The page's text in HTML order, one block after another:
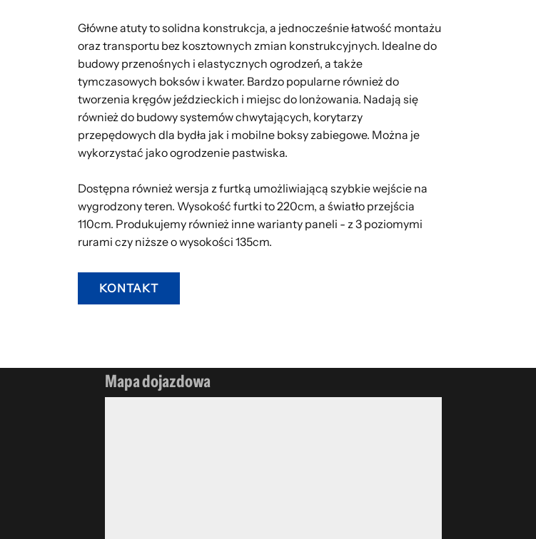
Główne atuty to solidna konstrukcja, a jednocześnie łatwość montażu
oraz transportu bez kosztownych zmian konstrukcyjnych. Idealne do
budowy przenośnych i elastycznych ogrodzeń, a także
tymczasowych boksów i kwater. Bardzo popularne również do
tworzenia kręgów jeździeckich i miejsc do lonżowania. Nadają się
również do budowy systemów chwytających, korytarzy
przepędowych dla bydła jak i mobilne boksy zabiegowe. Można je
wykorzystać jako ogrodzenie pastwiska.
Dostępna również wersja z furtką umożliwiającą szybkie wejście na
wygrodzony teren. Wysokość furtki to 220cm, a światło przejścia
110cm. Produkujemy również inne warianty paneli - z 3 poziomymi
rurami czy niższe o wysokości 135cm.
KONTAKT
Mapa dojazdowa